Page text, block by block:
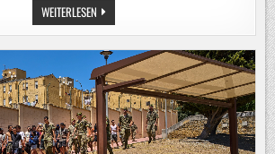
WEITERLESEN WOLFSBURG
IN
ZWEITER
„WIR
WOLLEN
DEN
BETRIEBSUNFALL
REVIDIEREN“